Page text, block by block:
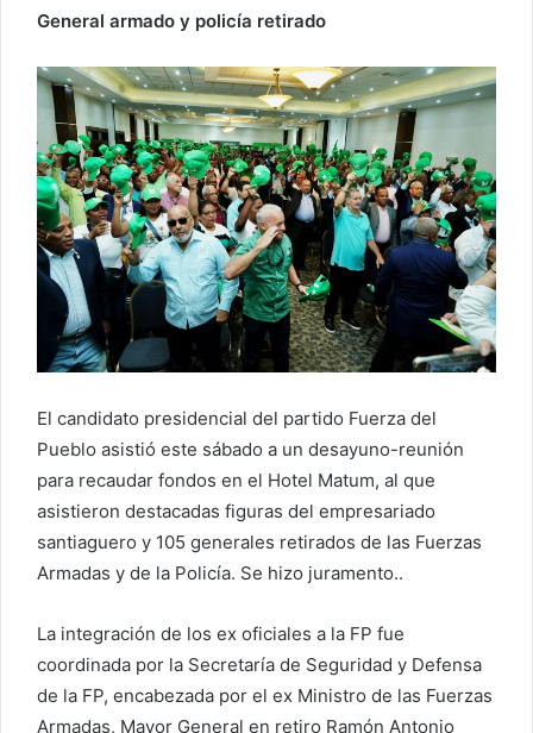
General armado y policía retirado
El candidato presidencial del partido Fuerza del
Pueblo asistió este sábado a un desayuno-reunión
para recaudar fondos en el Hotel Matum, al que
asistieron destacadas figuras del empresariado
santiaguero y 105 generales retirados de las Fuerzas
Armadas y de la Policía. Se hizo juramento..
La integración de los ex oficiales a la FP fue
coordinada por la Secretaría de Seguridad y Defensa
de la FP, encabezada por el ex Ministro de las Fuerzas
Armadas, Mayor General en retiro Ramón Antonio